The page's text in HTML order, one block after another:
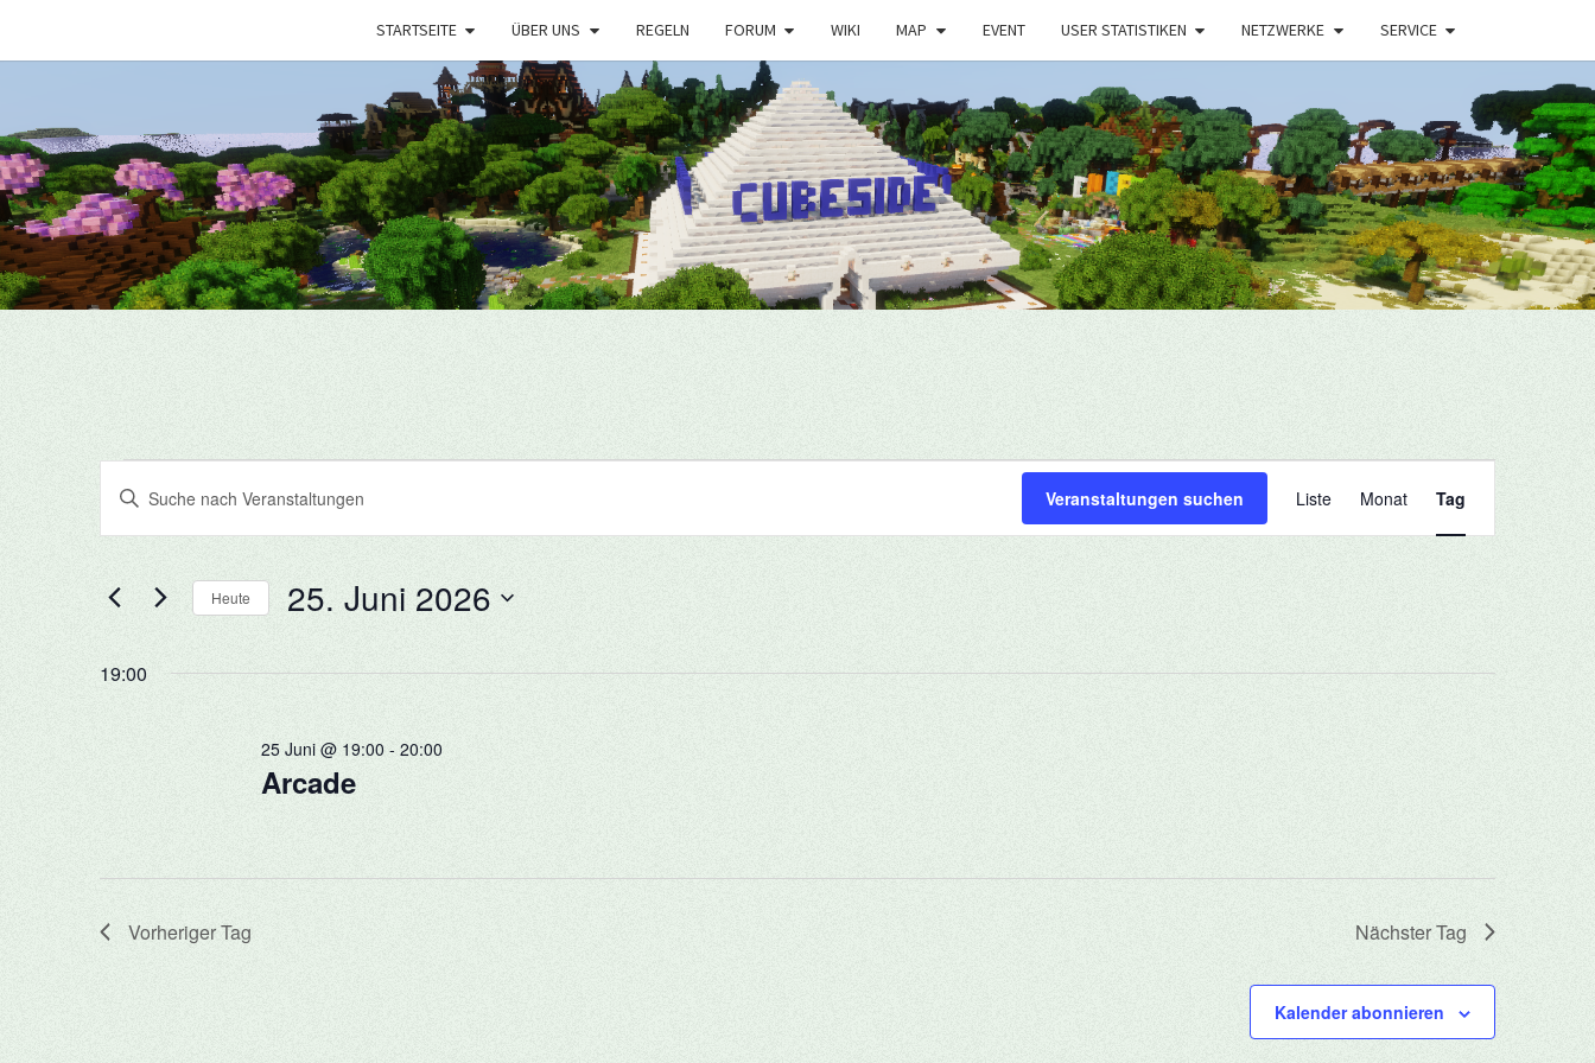
STARTSEITE ÜBER UNS REGELN FORUM WIKI MAP EVENT USER STATISTIKEN NETZWERKE SERVICE
Veranstaltungen
für
25.
2026
Veranstaltungen
Suche
Ansichten,
Bitte
Suche
Veranstaltungen
Veranstaltungen suchen
Ansichten-
Navigation
Liste Monat Tag
Heute 25. Juni 2026
wählen.
19:00
Arcade
25 Juni @ 19:00- 20:00
Vorheriger Tag Nächster Tag
Kalender abonnieren